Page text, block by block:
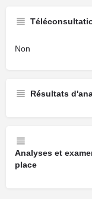
Non
Résultats
Analyses et
place